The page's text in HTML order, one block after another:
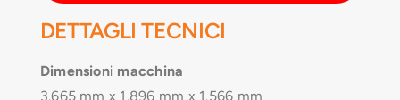
DETTAGLI TECNICI
Dimensioni macchina
3.665 mm x 1.896 mm x 1.566 mm